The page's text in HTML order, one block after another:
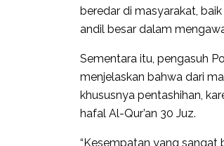
beredar di masyarakat,
andil besar dalam
Sementara itu, pengasuh
menjelaskan bahwa dari
khususnya pentashihan,
hafal Al-Qur’an 30 Juz.
“Kesempatan yang sangat